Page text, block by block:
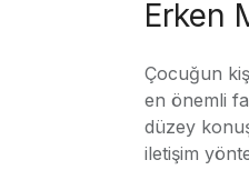
Erken
Çocuğun
en önemli
düzey
iletişim